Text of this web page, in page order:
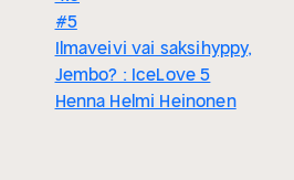
#5
Ilmaveivi vai saksihyppy,
Jembo? : IceLove 5
Henna Helmi Heinonen